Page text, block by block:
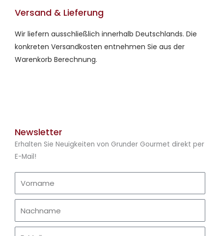
Versand & Lieferung
Wir liefern ausschließlich innerhalb Deutschlands. Die
konkreten Versandkosten entnehmen Sie aus der
Warenkorb Berechnung.
Newsletter
Erhalten Sie Neuigkeiten von Grunder Gourmet direkt per
E-Mail!